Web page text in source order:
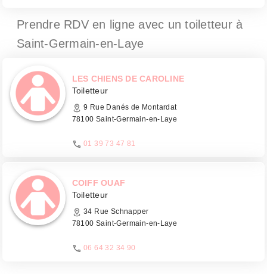
Prendre RDV en ligne avec un toiletteur à
Saint-Germain-en-Laye
LES CHIENS DE CAROLINE
Toiletteur
9 Rue Danés de Montardat
78100 Saint-Germain-en-Laye
01 39 73 47 81
COIFF OUAF
Toiletteur
34 Rue Schnapper
78100 Saint-Germain-en-Laye
06 64 32 34 90